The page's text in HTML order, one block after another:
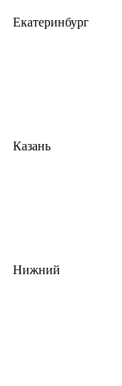
Екатеринбург
Казань
Нижний